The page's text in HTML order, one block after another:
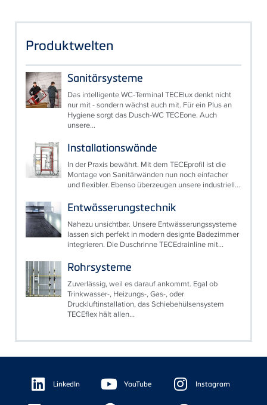
Produktwelten
Sanitärsysteme
Das intelligente WC-Terminal TECElux denkt nicht
nur mit - sondern wächst auch mit. Für ein Plus an
Hygiene sorgt das Dusch-WC TECEone. Auch
unsere...
Installationswände
In der Praxis bewährt. Mit dem TECEprofil ist die
Montage von Sanitärwänden nun noch einfacher
und flexibler. Ebenso überzeugen unsere industriell...
Entwässerungstechnik
Nahezu unsichtbar. Unsere Entwässerungssysteme
lassen sich perfekt in modern designte Badezimmer
integrieren. Die Duschrinne TECEdrainline mit...
Rohrsysteme
Zuverlässig, weil es darauf ankommt. Egal ob
Trinkwasser-, Heizungs-, Gas-, oder
Druckluftinstallation, das Schiebehülsensystem
TECEflex hält allen...
Floating
Sidebar LinkedIn YouTube Instagram